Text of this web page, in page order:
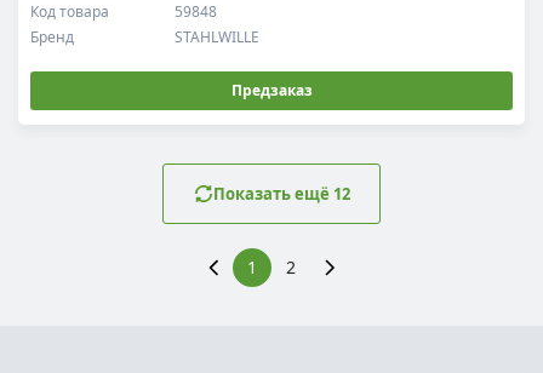
Код товара 59848
Бренд STAHLWILLE
Предзаказ
Показать ещё 12
1 2